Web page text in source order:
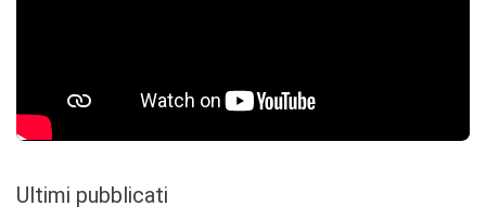
Ultimi pubblicati